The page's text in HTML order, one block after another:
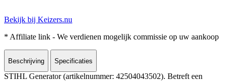
Bekijk bij Keizers.nu
* Affiliate link - We verdienen mogelijk commissie op uw aankoop
Beschrijving Specificaties
STIHL Generator (artikelnummer: 42504043502). Betreft een